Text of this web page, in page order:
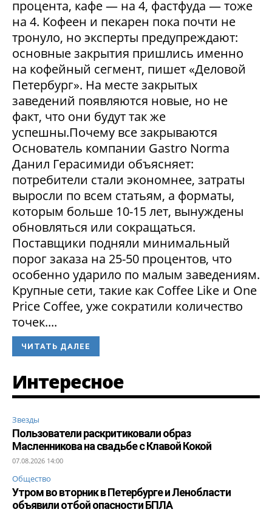
процента, кафе — на 4, фастфуда — тоже
на 4. Кофеен и пекарен пока почти не
тронуло, но эксперты предупреждают:
основные закрытия пришлись именно
на кофейный сегмент, пишет «Деловой
Петербург». На месте закрытых
заведений появляются новые, но не
факт, что они будут так же
успешны.Почему все закрываются
Основатель компании Gastro Norma
Данил Герасимиди объясняет:
потребители стали экономнее, затраты
выросли по всем статьям, а форматы,
которым больше 10-15 лет, вынуждены
обновляться или сокращаться.
Поставщики подняли минимальный
порог заказа на 25-50 процентов, что
особенно ударило по малым заведениям.
Крупные сети, такие как Coffee Like и One
Price Coffee, уже сократили количество
точек....
ЧИТАТЬ ДАЛЕЕ
Интересное
Звезды
Пользователи раскритиковали образ
Масленникова на свадьбе с Клавой Кокой
07.08.2026 14:00
Общество
Утром во вторник в Петербурге и Ленобласти
объявили отбой опасности БПЛА